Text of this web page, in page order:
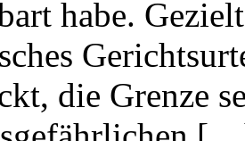
habe.
die Grenze